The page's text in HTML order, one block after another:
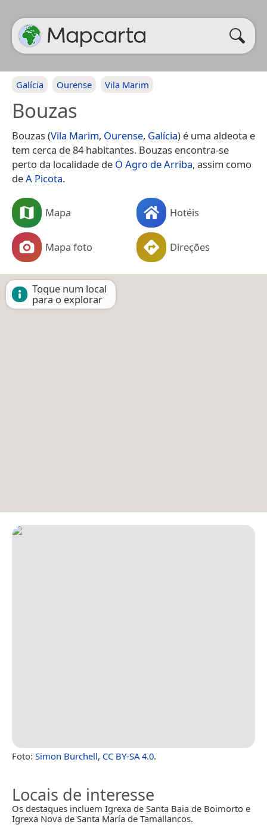
Galícia Ourense Vila Marim
Bouzas
Bouzas (Vila Marim, Ourense, Galícia) é uma aldeota e
tem cerca de 84 habitantes. Bouzas encontra-se
perto da localidade de O Agro de Arriba, assim como
deA Picota.
Mapa Hotéis
Mapa foto Direções
Toque num local
para o explorar
Foto: Simon Burchell, CC BY-SA 4.0.
Locais de interesse
Os destaques incluem Igrexa de Santa Baia de Boimorto e
Igrexa Nova de Santa María de Tamallancos.